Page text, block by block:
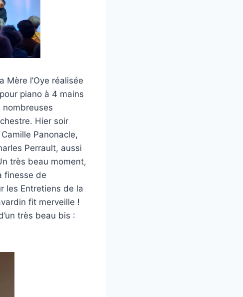
l’Oye réalisée
piano à 4 mains
Hier soir
Panonacle,
Perrault, aussi
très beau moment,
finesse de
les Entretiens de la
fit merveille !
très beau bis :